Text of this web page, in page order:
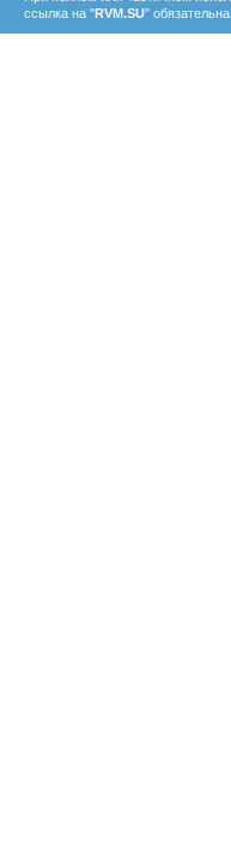
ссылка на "RVM.SU" обязательна.